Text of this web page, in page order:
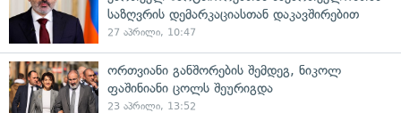
საზღვრის დემარკაციასთან დაკავშირებით
27 აპრილი, 10:47
ორთვიანი განშორების შემდეგ, ნიკოლ
ფაშინიანი ცოლს შეურიგდა
23 აპრილი, 13:52